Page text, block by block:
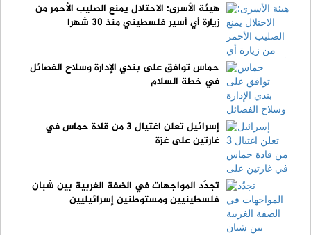
هيئة الأسرى: الاحتلال يمنع الصليب الأحمر من
زيارة أي أسير فلسطيني منذ 30 شهرا
حماس توافق على بندي الإدارة وسلاح الفصائل
في خطة السلام
إسرائيل تعلن اغتيال 3 من قادة حماس في
غارتين على غزة
تجدّد المواجهات في الضفة الغربية بين شبان
فلسطينيين ومستوطنين إسرائيليين